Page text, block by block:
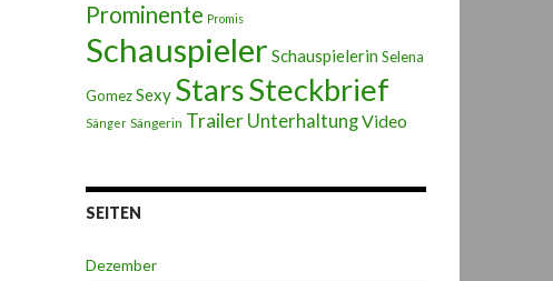
Prominente Promis
Schauspieler Schauspielerin Selena
GomezSexy StarsSteckbrief
Sänger Sängerin Trailer UnterhaltungVideo
SEITEN
Dezember